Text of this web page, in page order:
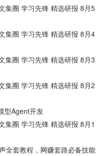
├── 初中必刷题-7上-地理人教
集圈 学习先锋 精选研报 8月5
集圈 学习先锋 精选研报 8月4
集圈 学习先锋 精选研报 8月3
集圈 学习先锋 精选研报 8月2
型Agent开发
集圈 学习先锋 精选研报 8月1
全套教程，网赚套路必备技能